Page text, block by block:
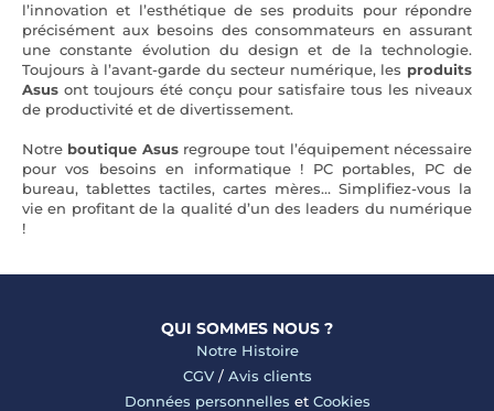
l’innovation et l’esthétique de ses produits pour répondre
précisément aux besoins des consommateurs en assurant
une constante évolution du design et de la technologie.
Toujours à l’avant-garde du secteur numérique, les produits
Asus ont toujours été conçu pour satisfaire tous les niveaux
de productivité et de divertissement.
Notre boutique Asusregroupe tout l’équipement nécessaire
pour vos besoins en informatique ! PC portables, PC de
bureau, tablettes tactiles, cartes mères… Simplifiez-vous la
vie en profitant de la qualité d’un des leaders du numérique
!
QUI SOMMES NOUS ?
Notre Histoire
CGV/ Avis clients
Données personnelles et Cookies